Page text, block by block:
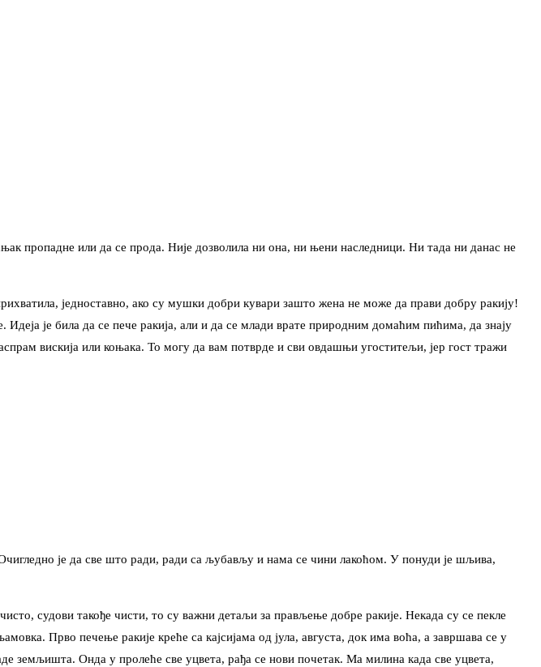
пропадне или да се прода. Није дозволила ни она, ни њени наследници. Ни тада ни данас не
једноставно, ако су мушки добри кувари зашто жена не може да прави добру ракију!
је била да се пече ракија, али и да се млади врате природним домаћим пићима, да знају
вискија или коњака. То могу да вам потврде и сви овдашњи угоститељи, јер гост тражи
је да све што ради, ради са љубављу и нама се чини лакоћом. У понуди је шљива,
судови такође чисти, то су важни детаљи за прављење добре ракије. Некада су се пекле
Прво печење ракије креће са кајсијама од јула, августа, док има воћа, а завршава се у
земљишта. Онда у пролеће све уцвета, рађа се нови почетак. Ма милина када све уцвета,